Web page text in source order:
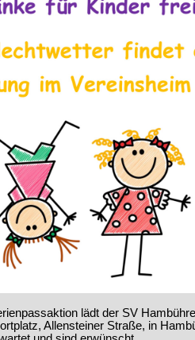
lädt der SV
Allensteiner Straße, in